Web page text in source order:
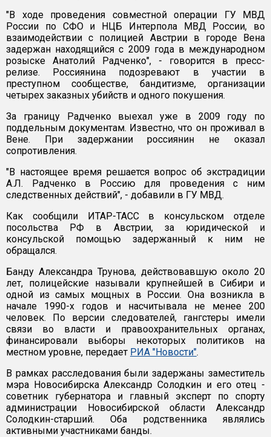
"В ходе проведения совместной операции ГУ МВД
России по СФО и НЦБ Интерпола МВД России, во
взаимодействии с полицией Австрии в городе Вена
задержан находящийся с 2009 года в международном
розыске Анатолий Радченко", - говорится в пресс-
релизе. Россиянина подозревают в участии в
преступном сообществе, бандитизме, организации
четырех заказных убийств и одного покушения.
За границу Радченко выехал уже в 2009 году по
поддельным документам. Известно, что он проживал в
Вене. При задержании россиянин не оказал
сопротивления.
"В настоящее время решается вопрос об экстрадиции
А.Л. Радченко в Россию для проведения с ним
следственных действий", - добавили в ГУ МВД.
Как сообщили ИТАР-ТАСС в консульском отделе
посольства РФ в Австрии, за юридической и
консульской помощью задержанный к ним не
обращался.
Банду Александра Трунова, действовавшую около 20
лет, полицейские называли крупнейшей в Сибири и
одной из самых мощных в России. Она возникла в
начале 1990-х годов и насчитывала не менее 200
человек. По версии следователей, гангстеры имели
связи во власти и правоохранительных органах,
финансировали выборы некоторых политиков на
местном уровне, передает РИА "Новости".
В рамках расследования были задержаны заместитель
мэра Новосибирска Александр Солодкин и его отец -
советник губернатора и главный эксперт по спорту
администрации Новосибирской области Александр
Солодкин-старший. Оба родственника являлись
активными участниками банды.